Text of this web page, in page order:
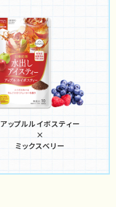
アップルルイボスティー
×
ミックスベリー